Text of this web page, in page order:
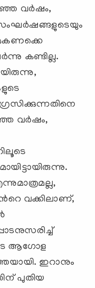
വര്‍ഷം,
സംഘര്‍ഷങ്ങളുടെയും
കണ്ടില്ല.
വര്‍ഷം,
വക്കിലാണ്,
ആഗോള
ഇറാനും
പുതിയ